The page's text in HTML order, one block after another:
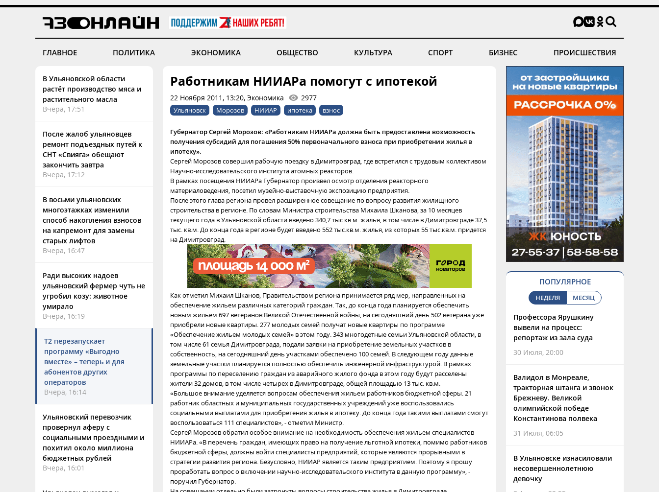
ГЛАВНОЕ ПОЛИТИКА ЭКОНОМИКА ОБЩЕСТВО КУЛЬТУРА СПОРТ БИЗНЕС ПРОИСШЕСТВИЯ
В Ульяновской области
растёт производство мяса и
растительного масла
Вчера, 17:51
После жалоб ульяновцев
ремонт подъездных путей к
СНТ «Свияга» обещают
закончить завтра
Вчера, 17:12
В восьми ульяновских
многоэтажках изменили
способ накопления взносов
на капремонт для замены
старых лифтов
Вчера, 16:47
Ради высоких надоев
ульяновский фермер чуть не
угробил козу: животное
умирало
Вчера, 16:19
Т2 перезапускает
программу «Выгодно
вместе» – теперь и для
абонентов других
операторов
Вчера, 16:14
Ульяновский перевозчик
провернул аферу с
социальными проездными и
похитил около миллиона
бюджетных рублей
Вчера, 16:01
Работникам НИИАРа помогут с ипотекой
22 Ноября 2011, 13:20, Экономика 2977
Ульяновск Морозов НИИАР ипотека взнос
Губернатор Сергей Морозов: «Работникам НИИАРа должна быть предоставлена возможность
получения субсидий для погашения 50% первоначального взноса при приобретении жилья в
ипотеку».
Сергей Морозов совершил рабочую поездку в Димитровград, где встретился с трудовым коллективом
Научно-исследовательского института атомных реакторов.
В рамках посещения НИИАРа Губернатор произвел осмотр отделения реакторного
материаловедения, посетил музейно-выставочную экспозицию предприятия.
После этого глава региона провел расширенное совещание по вопросу развития жилищного
строительства в регионе. По словам Министра строительства Михаила Шканова, за 10 месяцев
текущего года в Ульяновской области введено 340,7 тыс.кв.м. жилья, в том числе в Димитровграде 37,5
тыс. кв.м. До конца года в регионе будет введено 552 тыс.кв.м. жилья, из которых 55 тыс.кв.м. придется
на Димитровград.
Как отметил Михаил Шканов, Правительством региона принимается ряд мер, направленных на
обеспечение жильем различных категорий граждан. Так, до конца года планируется обеспечить
новым жильем 697 ветеранов Великой Отечественной войны, на сегодняшний день 502 ветерана уже
приобрели новые квартиры. 277 молодых семей получат новые квартиры по программе
«Обеспечение жильем молодых семей» в этом году. 343 многодетные семьи Ульяновской области, в
том числе 61 семья Димитровграда, подали заявки на приобретение земельных участков в
собственность, на сегодняшний день участками обеспечено 100 семей. В следующем году данные
земельные участки планируется полностью обеспечить инженерной инфраструктурой. В рамках
программы по переселению граждан из аварийного жилого фонда в этом году будут расселены
жители 32 домов, в том числе четырех в Димитровграде, общей площадью 13 тыс. кв.м.
«Большое внимание уделяется вопросам обеспечения жильем работников бюджетной сферы. 21
работник областных и муниципальных государственных учреждений уже воспользовались
социальными выплатами для приобретения жилья в ипотеку. До конца года такими выплатами смогут
воспользоваться 111 специалистов», - отметил Министр.
Сергей Морозов обратил особое внимание на необходимость обеспечения жильем специалистов
НИИАРа. «В перечень граждан, имеющих право на получение льготной ипотеки, помимо работников
бюджетной сферы, должны войти специалисты предприятий, которые являются прорывными в
стратегии развития региона. Безусловно, НИИАР является таким предприятием. Поэтому я прошу
проработать вопрос о включении научно-исследовательского института в данную программу», -
поручил Губернатор.
ПОПУЛЯРНОЕ
НЕДЕЛЯ МЕСЯЦ
Профессора Ярушкину
вывели на процесс:
репортаж из зала суда
30 Июля, 20:00
Валидол в Монреале,
тракторная штанга и звонок
Брежневу. Великой
олимпийской победе
Константинова полвека
31 Июля, 06:05
В Ульяновске изнасиловали
несовершеннолетнюю
девочку